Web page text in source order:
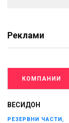
Реклами
КОМПАНИИ
ВЕСИДОН
РЕЗЕРВНИ ЧАСТИ,